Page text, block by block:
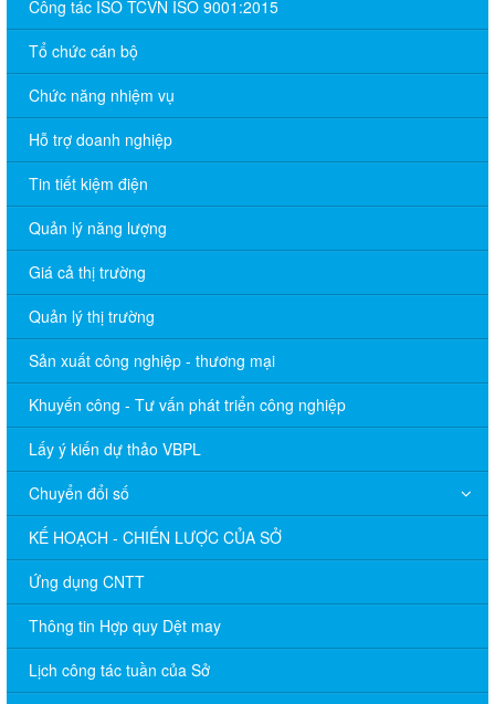
Công tác ISO TCVN ISO 9001:2015
Tổ chức cán bộ
Chức năng nhiệm vụ
Hỗ trợ doanh nghiệp
Tin tiết kiệm điện
Quản lý năng lượng
Giá cả thị trường
Quản lý thị trường
Sản xuất công nghiệp - thương mại
Khuyến công - Tư vấn phát triển công nghiệp
Lấy ý kiến dự thảo VBPL
Chuyển đổi số
KẾ HOẠCH - CHIẾN LƯỢC CỦA SỞ
Ứng dụng CNTT
Thông tin Hợp quy Dệt may
Lịch công tác tuần của Sở